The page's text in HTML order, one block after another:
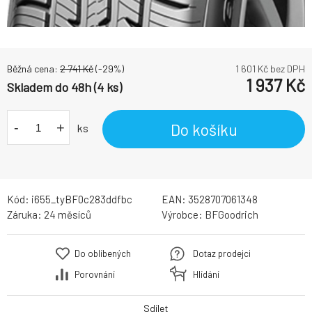
Běžná cena: 2 741Kč(-29%) 1 601 Kč bez DPH
Skladem do 48h (4 ks) 1 937Kč
- + ks Do košíku
Kód: i655_tyBF0c283ddfbc EAN: 3528707061348
Záruka: 24 měsíců Výrobce: BFGoodrich
Do oblíbených
Porovnání
Dotaz prodejci
Hlídání
Sdílet